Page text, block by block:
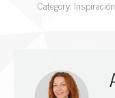
Category: Inspiración